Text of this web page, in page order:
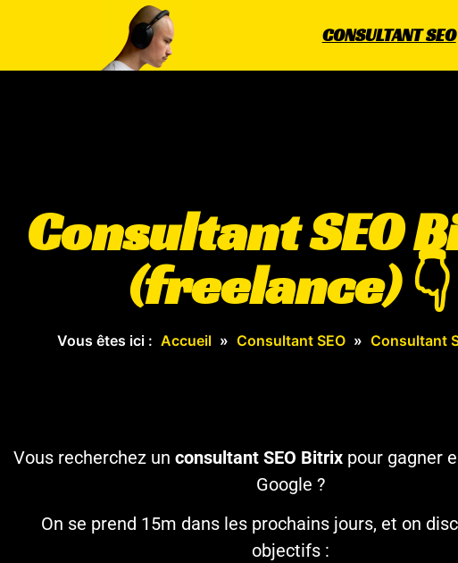
CONSULTANT SEO
Consultant SEO
(freelance) 👇
Vous êtes ici : Accueil » Consultant SEO » Consultant
Vous recherchez un consultant SEO Bitrix pour gagner
Google ?
On se prend 15m dans les prochains jours, et on
objectifs :